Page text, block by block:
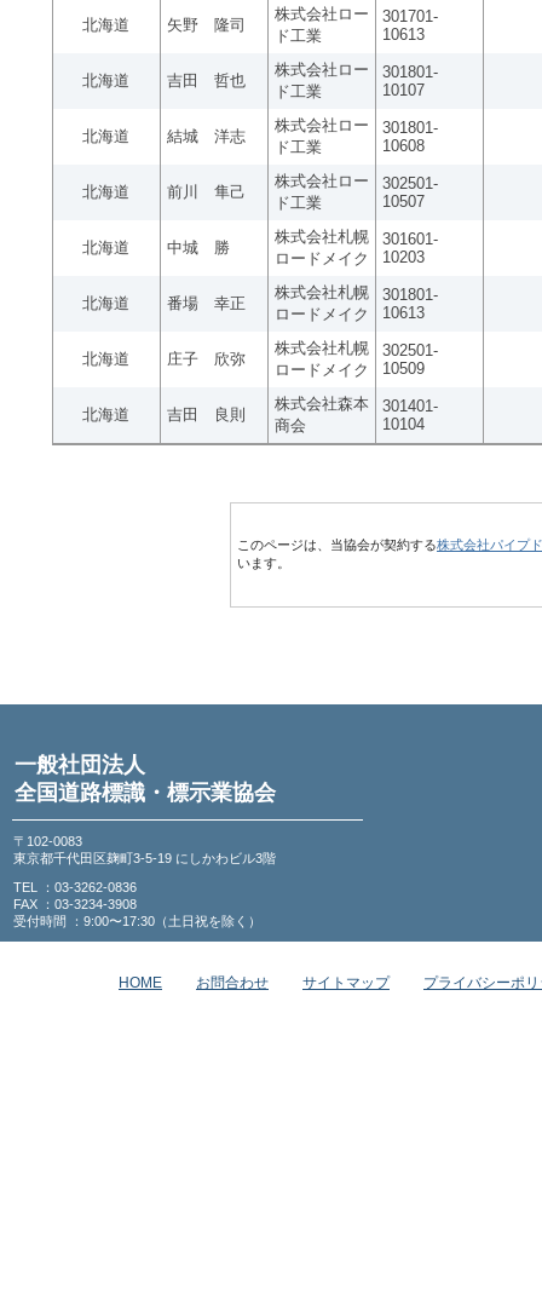
北海道 矢野 隆司
株式会社ロー
ド工業
301701-
10613
北海道 吉田 哲也
株式会社ロー
ド工業
301801-
10107
北海道 結城 洋志
株式会社ロー
ド工業
301801-
10608
北海道 前川 隼己
株式会社ロー
ド工業
302501-
10507
北海道 中城 勝
株式会社札幌
ロードメイク
301601-
10203
北海道 番場 幸正
株式会社札幌
ロードメイク
301801-
10613
北海道 庄子 欣弥
株式会社札幌
ロードメイク
302501-
10509
北海道 吉田 良則
株式会社森本
商会
301401-
10104
このページは、当協会が契約する株式会社パイプ
います。
一般社団法人
全国道路標識・標示業協会
〒102-0083
東京都千代田区麹町3-5-19 にしかわビル3階
TEL ：03-3262-0836
FAX ：03-3234-3908
受付時間 ：9:00〜17:30（土日祝を除く）
HOME お問合わせ サイトマップ プライバシーポ